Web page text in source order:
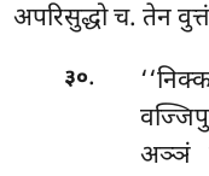
अपरिसुद्धो च. तेन
३०.
अञ्ञं